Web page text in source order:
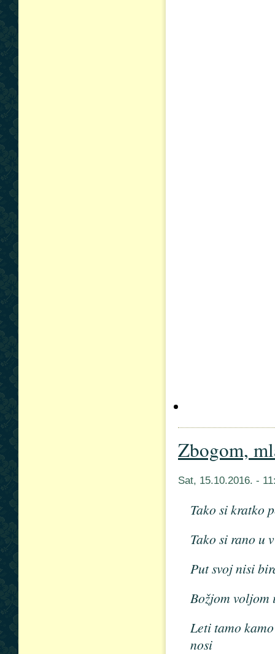
Zbogom,
Sat, 15.10.2016. -
Tako si kratko
Tako si rano u
Put svoj nisi
Božjom voljom
Leti tamo
nosi